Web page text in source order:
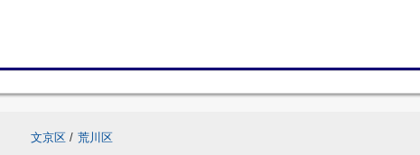
文京区 / 荒川区